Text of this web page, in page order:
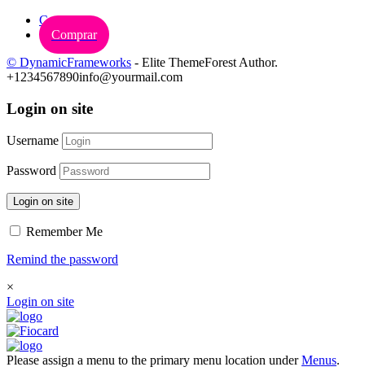
Carrinho
Comprar
© DynamicFrameworks - Elite ThemeForest Author.
+1234567890info@yourmail.com
Login on site
Username
Password
Login on site
Remember Me
Remind the password
×
Login on site
Please assign a menu to the primary menu location underMenus.